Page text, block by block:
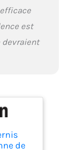
est
devraient
de